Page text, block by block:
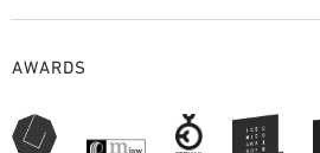
AWARDS